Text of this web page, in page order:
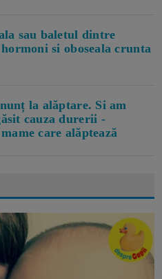
sau baletul dintre
si oboseala crunta
la alăptare. Si am
cauza durerii -
care alăptează